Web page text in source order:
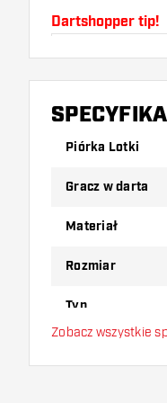
Dartshopper tip!
Upewnij się,
uszkodzone
który wariant
Piórka Lotki
Gracz w darta
Materiał
Rozmiar
Typ
Zobacz wszystkie